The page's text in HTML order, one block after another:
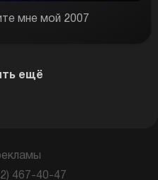
мне мой 2007
ещё
467-40-47